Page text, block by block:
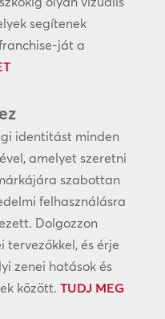
segítenek
ját a
identitást minden
amelyet szeretni
szabottan
felhasználásra
Dolgozzon
tervezőkkel, és érje
zenei hatások és
között. TUDJ MEG